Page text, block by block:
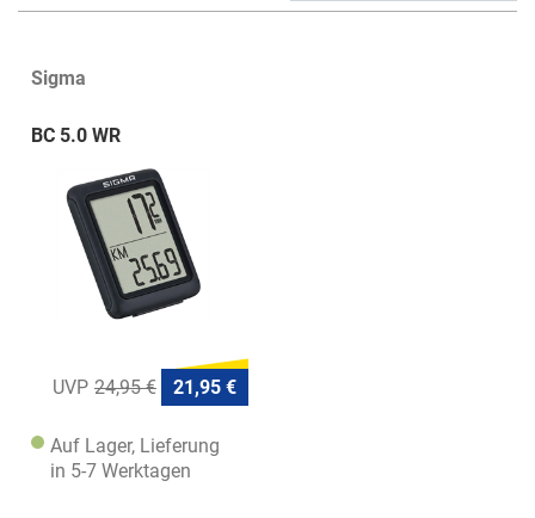
Sigma
BC 5.0 WR
24,95 € 21,95 €
Auf Lager, Lieferung
in 5-7 Werktagen